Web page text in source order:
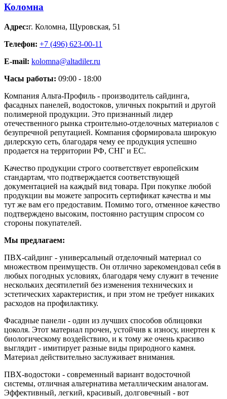
Коломна
Адрес:г. Коломна, Щуровская, 51
Телефон: +7 (496) 623-00-11
E-mail: kolomna@altadiler.ru
Часы работы: 09:00 - 18:00
Компания Альта-Профиль - производитель сайдинга,
фасадных панелей, водостоков, уличных покрытий и другой
полимерной продукции. Это признанный лидер
отечественного рынка строительно-отделочных материалов с
безупречной репутацией. Компания сформировала широкую
дилерскую сеть, благодаря чему ее продукция успешно
продается на территории РФ, СНГ и ЕС.
Качество продукции строго соответствует европейским
стандартам, что подтверждается соответствующей
документацией на каждый вид товара. При покупке любой
продукции вы можете запросить сертификат качества и мы
тут же вам его предоставим. Помимо того, отменное качество
подтверждено высоким, постоянно растущим спросом со
стороны покупателей.
Мы предлагаем:
ПВХ-сайдинг - универсальный отделочный материал со
множеством преимуществ. Он отлично зарекомендовал себя в
любых погодных условиях, благодаря чему служит в течение
нескольких десятилетий без изменения технических и
эстетических характеристик, и при этом не требует никаких
расходов на профилактику.
Фасадные панели - один из лучших способов облицовки
цоколя. Этот материал прочен, устойчив к износу, инертен к
биологическому воздействию, и к тому же очень красиво
выглядит - имитирует разные виды природного камня.
Материал действительно заслуживает внимания.
ПВХ-водостоки - современный вариант водосточной
системы, отличная альтернатива металлическим аналогам.
Эффективный, легкий, красивый, долговечный - вот